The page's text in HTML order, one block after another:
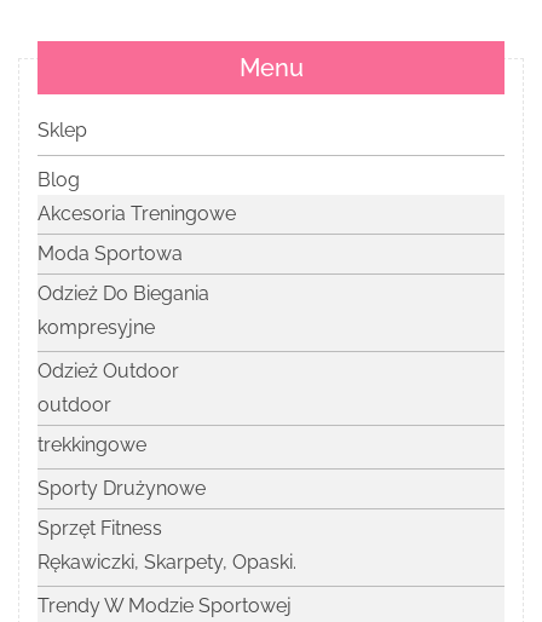
Menu
Sklep
Blog
Akcesoria Treningowe
Moda Sportowa
Odzież Do Biegania
kompresyjne
Odzież Outdoor
outdoor
trekkingowe
Sporty Drużynowe
Sprzęt Fitness
Rękawiczki, Skarpety, Opaski.
Trendy W Modzie Sportowej